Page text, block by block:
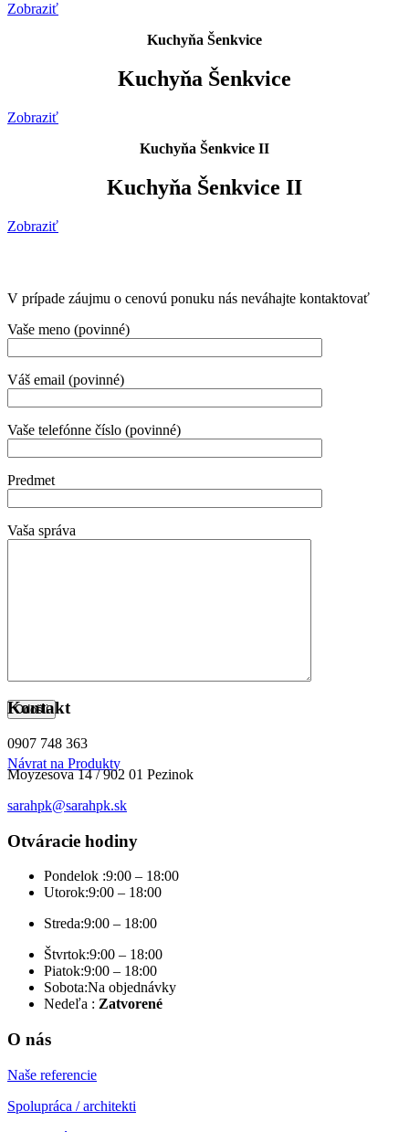
Zobraziť
Kuchyňa Šenkvice
Kuchyňa Šenkvice
Zobraziť
Kuchyňa Šenkvice II
Kuchyňa Šenkvice II
Zobraziť
V prípade záujmu o cenovú ponuku nás neváhajte kontaktovať
Vaše meno (povinné)
Váš email (povinné)
Vaše telefónne číslo (povinné)
Predmet
Vaša správa
Návrat na Produkty
Kontakt
0907 748 363
Moyzesova 14 / 902 01 Pezinok
sarahpk@sarahpk.sk
Otváracie hodiny
Pondelok :9:00 – 18:00
Utorok:9:00 – 18:00
Streda:9:00 – 18:00
Štvrtok:9:00 – 18:00
Piatok:9:00 – 18:00
Sobota:Na objednávky
Nedeľa : Zatvorené
O nás
Naše referencie
Spolupráca / architekti